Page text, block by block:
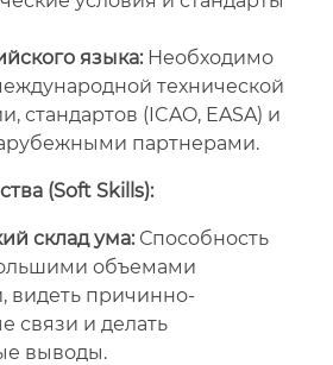
языка:Необходимо
технической
стандартов (ICAO, EASA) и
партнерами.
(Soft Skills):
склад ума:Способность
объемами
видеть причинно-
связи и делать
выводы.